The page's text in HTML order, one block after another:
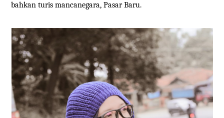
bahkan turis mancanegara, Pasar Baru.